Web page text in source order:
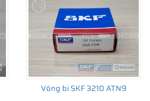
hãng SKF ở đâu uy tín?
vòng bi SKF chính hãng
- 033 999 5999Vòng bi SKF 3210 ATN9